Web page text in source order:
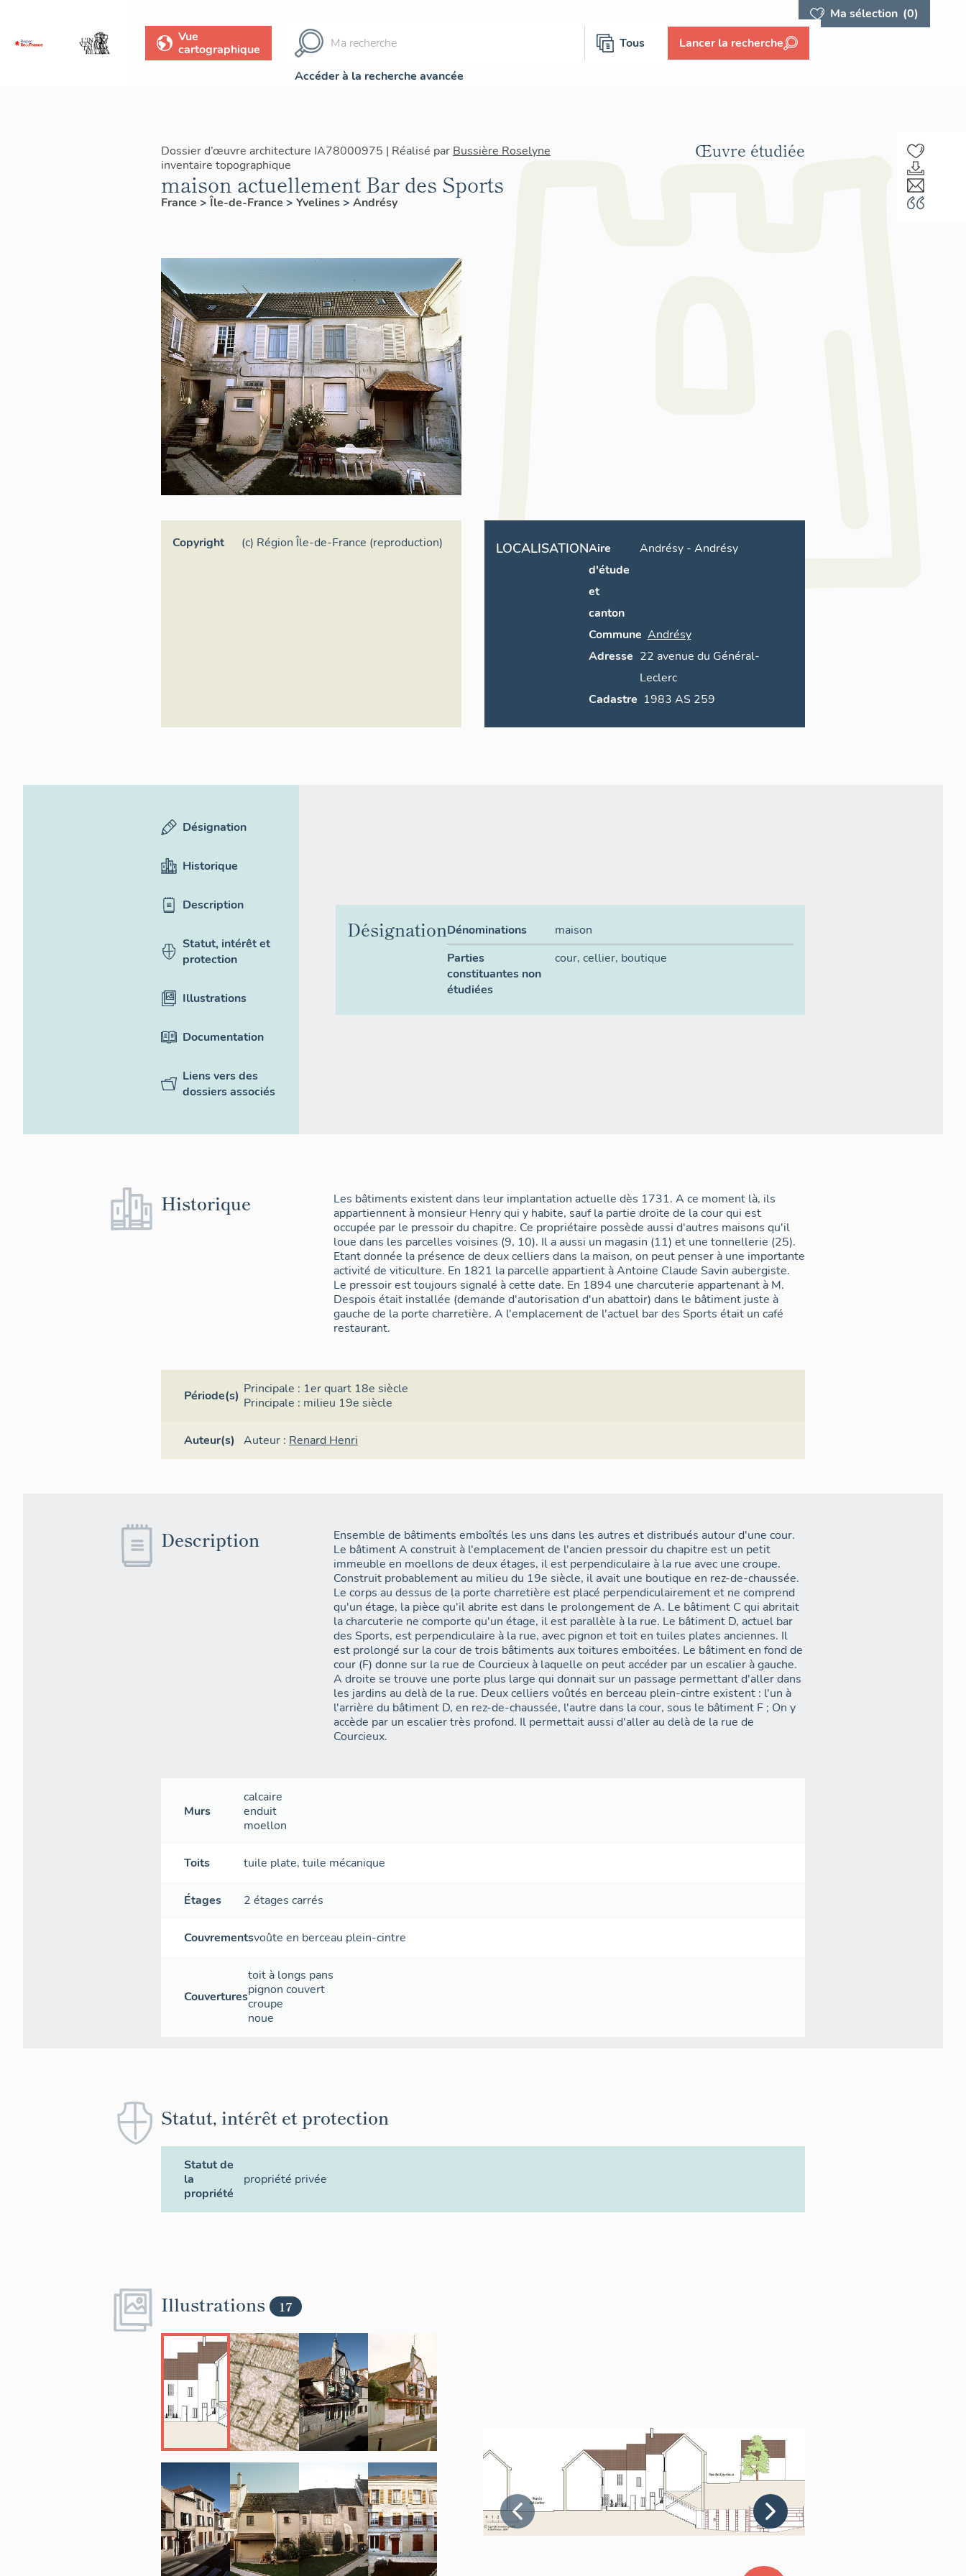
Ma sélection (0)
Vue
cartographique
Tous Lancer la recherche
Accéder à la recherche avancée
Dossier d’œuvre architecture IA78000975 | Réalisé par Bussière Roselyne
inventaire topographique
maison actuellement Bar des Sports
France > Île-de-France > Yvelines> Andrésy
Œuvre étudiée
Copyright (c) Région Île-de-France (reproduction) LOCALISATIONAire
d'étude
et
canton
Andrésy- Andrésy
Commune Andrésy
Adresse 22 avenue du Général-
Leclerc
Cadastre
1983 AS 259
Désignation
Historique
Description
Statut, intérêt et
protection
Illustrations
Documentation
Liens vers des
dossiers associés
DésignationDénominations
maison
Parties
constituantes non
étudiées
cour,cellier, boutique
Historique
Les bâtiments existent dans leur implantation actuelle dès 1731. A ce moment là, ils
appartiennent à monsieur Henry qui y habite, sauf la partie droite de la cour qui est
occupée par le pressoir du chapitre. Ce propriétaire possède aussi d'autres maisons qu'il
loue dans les parcelles voisines (9, 10). Il a aussi un magasin (11) et une tonnellerie (25).
Etant donnée la présence de deux celliers dans la maison, on peut penser à une importante
activité de viticulture. En 1821 la parcelle appartient à Antoine Claude Savin aubergiste.
Le pressoir est toujours signalé à cette date. En 1894 une charcuterie appartenant à M.
Despois était installée (demande d'autorisation d'un abattoir) dans le bâtiment juste à
gauche de la porte charretière. A l'emplacement de l'actuel bar des Sports était un café
restaurant.
Période(s) Principale : 1er quart 18e siècle
Principale : milieu 19e siècle
Auteur(s) Auteur : Renard Henri
Description
Ensemble de bâtiments emboîtés les uns dans les autres et distribués autour d'une cour.
Le bâtiment A construit à l'emplacement de l'ancien pressoir du chapitre est un petit
immeuble en moellons de deux étages, il est perpendiculaire à la rue avec une croupe.
Construit probablement au milieu du 19e siècle, il avait une boutique en rez-de-chaussée.
Le corps au dessus de la porte charretière est placé perpendiculairement et ne comprend
qu'un étage, la pièce qu'il abrite est dans le prolongement de A. Le bâtiment C qui abritait
la charcuterie ne comporte qu'un étage, il est parallèle à la rue. Le bâtiment D, actuel bar
des Sports, est perpendiculaire à la rue, avec pignon et toit en tuiles plates anciennes. Il
est prolongé sur la cour de trois bâtiments aux toitures emboitées. Le bâtiment en fond de
cour (F) donne sur la rue de Courcieux à laquelle on peut accéder par un escalier à gauche.
A droite se trouve une porte plus large qui donnait sur un passage permettant d'aller dans
les jardins au delà de la rue. Deux celliers voûtés en berceau plein-cintre existent : l'un à
l'arrière du bâtiment D, en rez-de-chaussée, l'autre dans la cour, sous le bâtiment F ; On y
accède par un escalier très profond. Il permettait aussi d'aller au delà de la rue de
Courcieux.
Murs
calcaire
enduit
moellon
Toits tuile plate,tuile mécanique
Étages 2 étages carrés
Couvrementsvoûte en berceau plein-cintre
Couvertures
toit à longs pans
pignon couvert
croupe
noue
Statut, intérêt et protection
Statut de
la
propriété
propriété privée
Illustrations 17